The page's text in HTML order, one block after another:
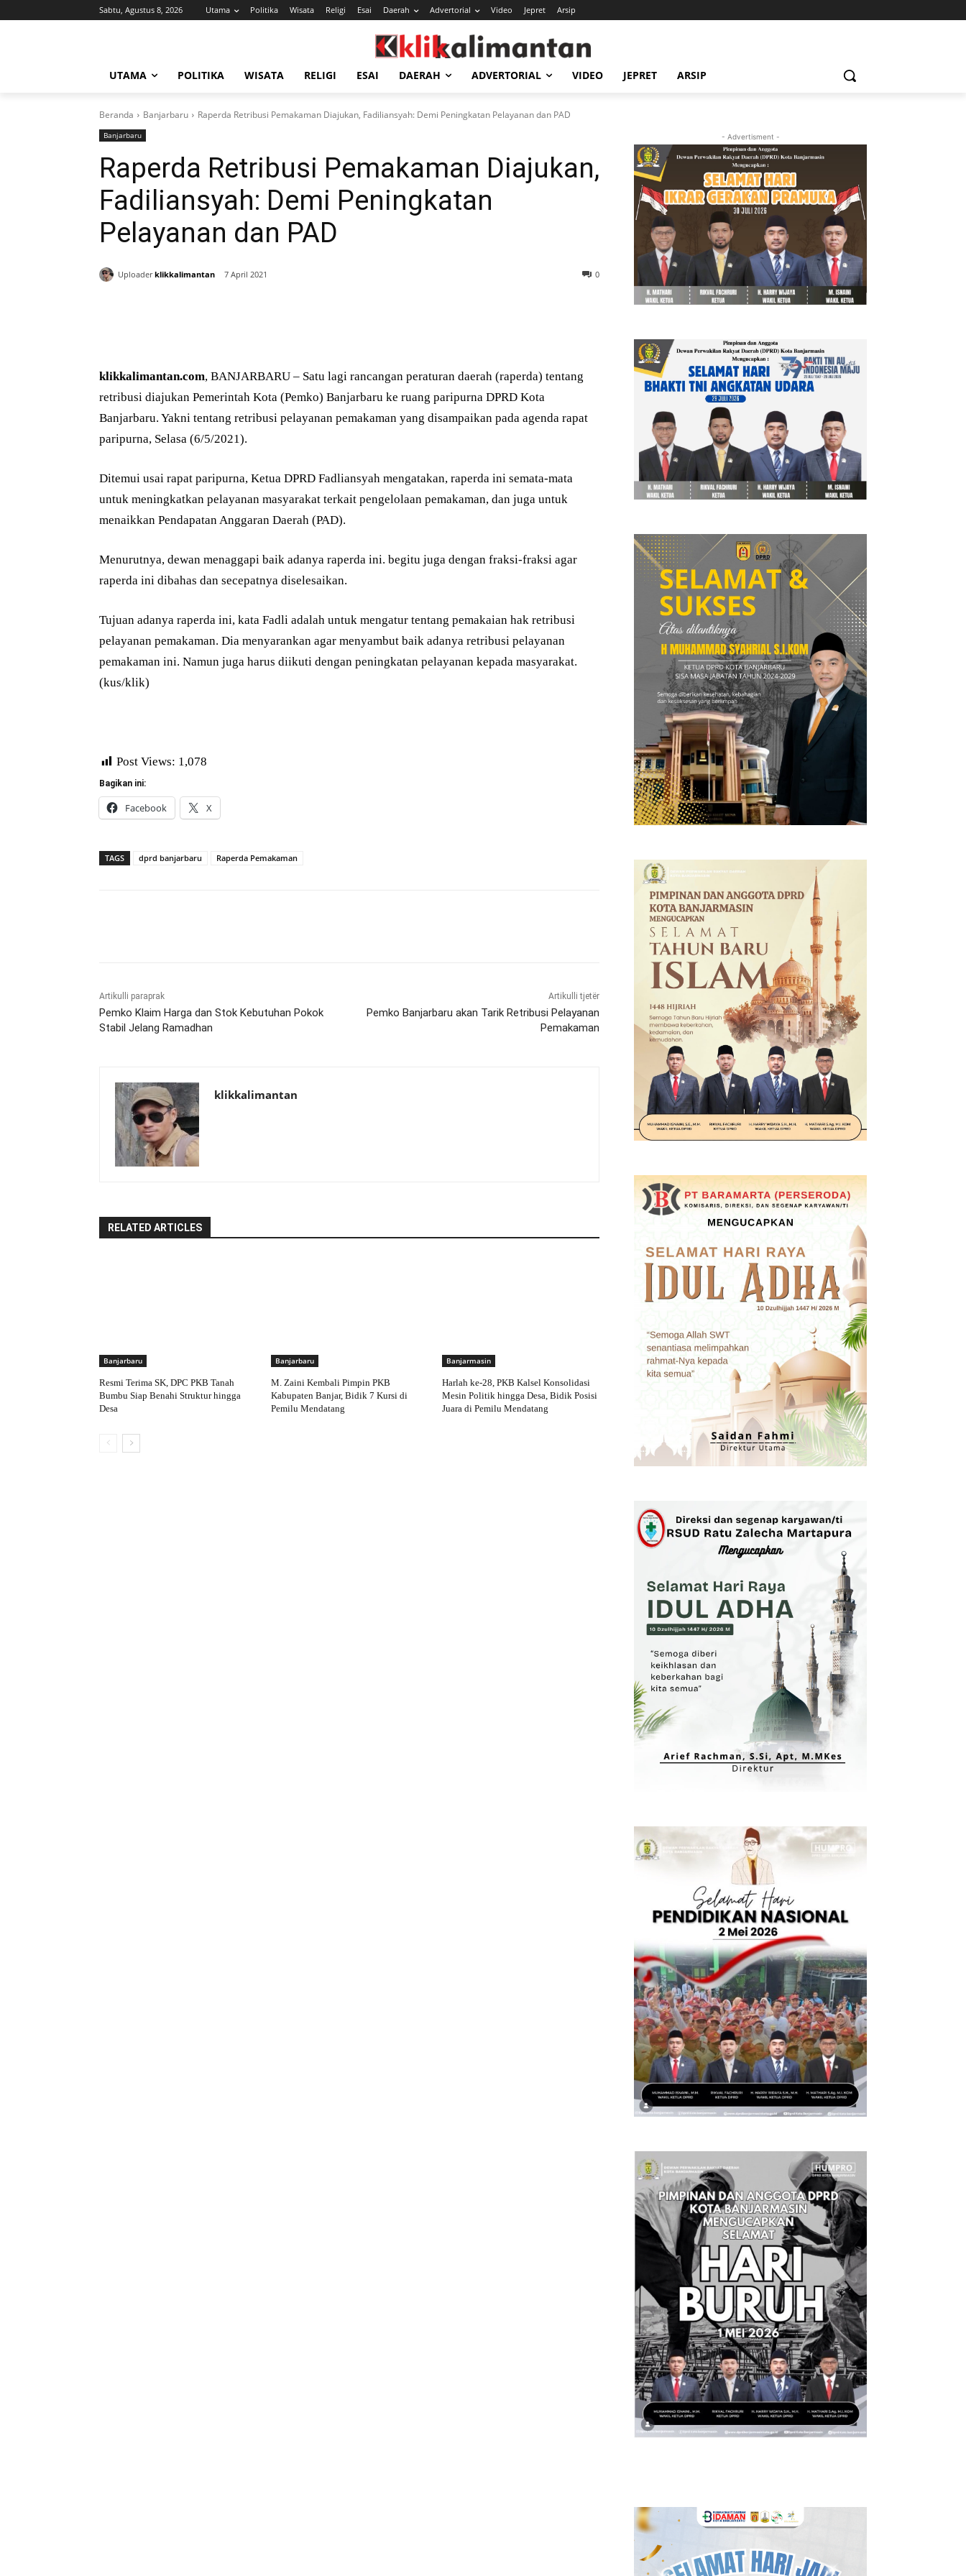
Sabtu, Agustus 8, 2026 Utama Politika Wisata Religi Esai Daerah Advertorial Video Jepret Arsip
UTAMA POLITIKA WISATA RELIGI ESAI DAERAH ADVERTORIAL VIDEO JEPRET ARSIP
Beranda Banjarbaru Raperda Retribusi Pemakaman Diajukan, Fadiliansyah: Demi Peningkatan Pelayanan dan PAD
Banjarbaru
Raperda Retribusi Pemakaman Diajukan,
Fadiliansyah: Demi Peningkatan
Pelayanan dan PAD
Uploader klikkalimantan 7 April 2021 0
klikkalimantan.com, BANJARBARU – Satu lagi rancangan peraturan daerah (raperda) tentang
retribusi diajukan Pemerintah Kota (Pemko) Banjarbaru ke ruang paripurna DPRD Kota
Banjarbaru. Yakni tentang retribusi pelayanan pemakaman yang disampaikan pada agenda rapat
paripurna, Selasa (6/5/2021).
Ditemui usai rapat paripurna, Ketua DPRD Fadliansyah mengatakan, raperda ini semata-mata
untuk meningkatkan pelayanan masyarakat terkait pengelolaan pemakaman, dan juga untuk
menaikkan Pendapatan Anggaran Daerah (PAD).
Menurutnya, dewan menaggapi baik adanya raperda ini. begitu juga dengan fraksi-fraksi agar
raperda ini dibahas dan secepatnya diselesaikan.
Tujuan adanya raperda ini, kata Fadli adalah untuk mengatur tentang pemakaian hak retribusi
pelayanan pemakaman. Dia menyarankan agar menyambut baik adanya retribusi pelayanan
pemakaman ini. Namun juga harus diikuti dengan peningkatan pelayanan kepada masyarakat.
(kus/klik)
Post Views: 1,078
Bagikan ini:
Facebook X
TAGS dprd banjarbaru Raperda Pemakaman
Artikulli paraprak
Pemko Klaim Harga dan Stok Kebutuhan Pokok
Stabil Jelang Ramadhan
Artikulli tjetër
Pemko Banjarbaru akan Tarik Retribusi Pelayanan
Pemakaman
klikkalimantan
RELATED ARTICLES
Banjarbaru
Resmi Terima SK, DPC PKB Tanah
Bumbu Siap Benahi Struktur hingga
Desa
Banjarbaru
M. Zaini Kembali Pimpin PKB
Kabupaten Banjar, Bidik 7 Kursi di
Pemilu Mendatang
Banjarmasin
Harlah ke-28, PKB Kalsel Konsolidasi
Mesin Politik hingga Desa, Bidik Posisi
Juara di Pemilu Mendatang
- Advertisment -